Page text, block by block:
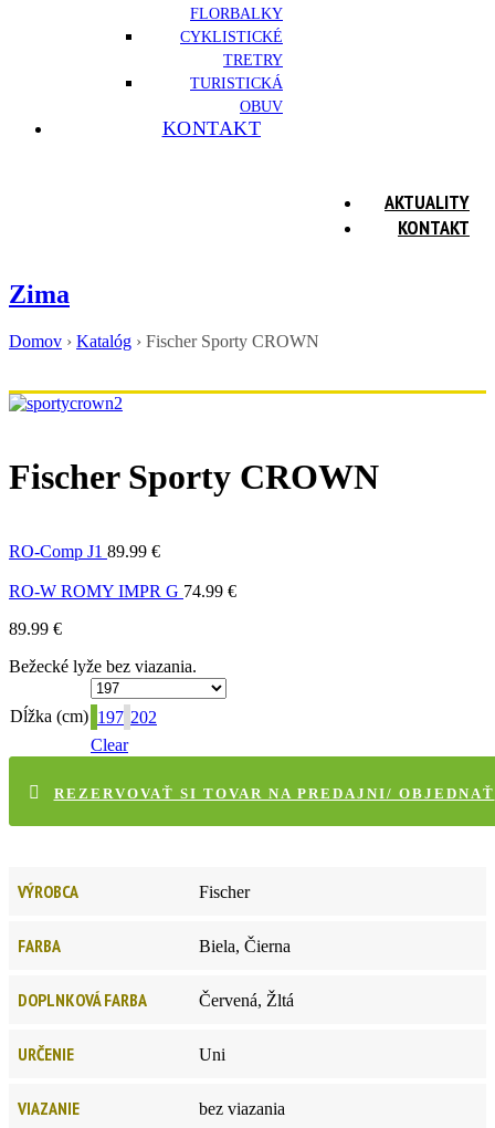
FLORBALKY
CYKLISTICKÉ
TRETRY
TURISTICKÁ
OBUV
KONTAKT
AKTUALITY
KONTAKT
Zima
Domov › Katalóg › Fischer Sporty CROWN
Fischer Sporty CROWN
RO-Comp J1 89.99 €
RO-W ROMY IMPR G 74.99 €
89.99 €
Bežecké lyže bez viazania.
Dĺžka (cm) 197 202
Clear
REZERVOVAŤ SI TOVAR NA PREDAJNI/ OBJEDNAŤ
VÝROBCA Fischer
FARBA Biela, Čierna
DOPLNKOVÁ FARBA Červená, Žltá
URČENIE Uni
VIAZANIE bez viazania